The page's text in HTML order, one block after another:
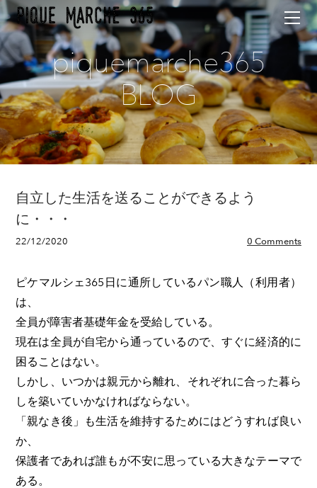
piquemarche365
BLOG
自立した生活を送ることができるよう
に・・・
22/12/2020 0 Comments
ピケマルシェ365日に通所しているパン職人（利用者）
は、
全員が障害者基礎年金を受給している。
現在は全員が自宅から通っているので、すぐに経済的に
困ることはない。
しかし、いつかは親元から離れ、それぞれに合った暮ら
しを築いていかなければならない。
「親なき後」も生活を維持するためにはどうすれば良い
か、
保護者であれば誰もが不安に思っている大きなテーマで
ある。
Home
Menu
Access
Contact
About
Blog